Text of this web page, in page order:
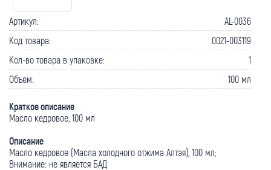
Артикул:
AL-0036
Код товара:
0021-003119
Кол-во товара в упаковке:
1
Объем:
100 мл
Краткое описание
Масло кедровое, 100 мл
Описание
Масло кедровое (Масла холодного отжима Алтэя), 100 мл;
Внимание: не является БАД